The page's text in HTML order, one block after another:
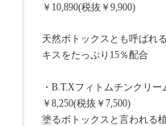
￥10,890(税抜￥9,900)
天然ボトックスとも呼ばれ
キスをたっぷり15％配合
・B.T.Xフィトムチンクリー
￥8,250(税抜￥7,500)
塗るボトックスと言われる